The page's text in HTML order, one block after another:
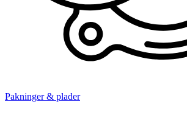
Pakninger & plader